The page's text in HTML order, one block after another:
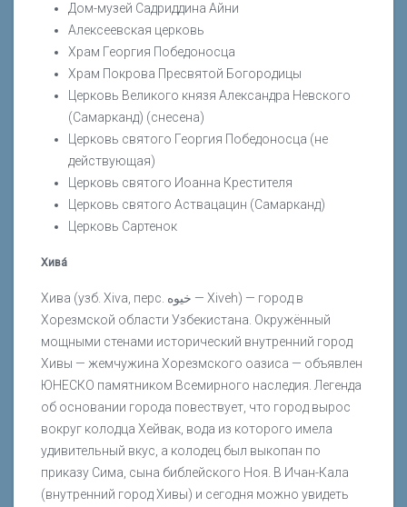
Дом-музей Садриддина Айни
Алексеевская церковь
Храм Георгия Победоносца
Храм Покрова Пресвятой Богородицы
Церковь Великого князя Александра Невского
(Самарканд) (снесена)
Церковь святого Георгия Победоносца (не
действующая)
Церковь святого Иоанна Крестителя
Церковь святого Аствацацин (Самарканд)
Церковь Сартенок
Хива́
Хива (узб. Xiva, перс. خیوه‎ — Xiveh) — город в
Хорезмской области Узбекистана. Окружённый
мощными стенами исторический внутренний город
Хивы — жемчужина Хорезмского оазиса — объявлен
ЮНЕСКО памятником Всемирного наследия. Легенда
об основании города повествует, что город вырос
вокруг колодца Хейвак, вода из которого имела
удивительный вкус, а колодец был выкопан по
приказу Сима, сына библейского Ноя. В Ичан-Кала
(внутренний город Хивы) и сегодня можно увидеть